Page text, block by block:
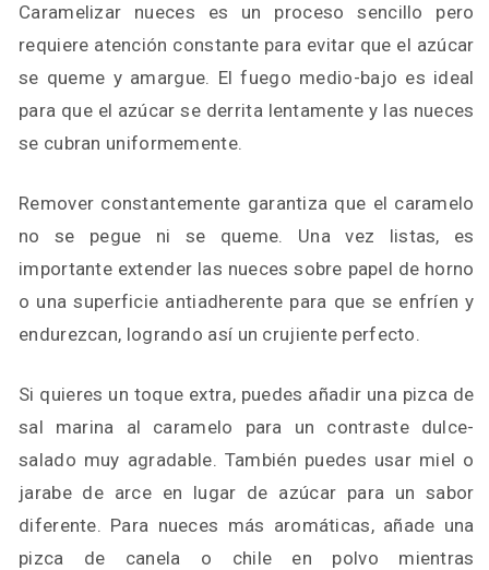
Caramelizar nueces es un proceso sencillo pero
requiere atención constante para evitar que el azúcar
se queme y amargue. El fuego medio-bajo es ideal
para que el azúcar se derrita lentamente y las nueces
se cubran uniformemente.
Remover constantemente garantiza que el caramelo
no se pegue ni se queme. Una vez listas, es
importante extender las nueces sobre papel de horno
o una superficie antiadherente para que se enfríen y
endurezcan, logrando así un crujiente perfecto.
Si quieres un toque extra, puedes añadir una pizca de
sal marina al caramelo para un contraste dulce-
salado muy agradable. También puedes usar miel o
jarabe de arce en lugar de azúcar para un sabor
diferente. Para nueces más aromáticas, añade una
pizca de canela o chile en polvo mientras